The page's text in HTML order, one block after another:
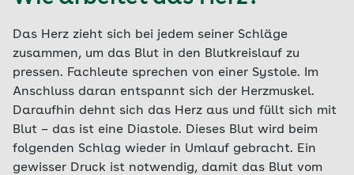
Das Herz zieht sich bei jedem seiner Schläge
zusammen, um das Blut in den Blutkreislauf zu
pressen. Fachleute sprechen von einer Systole. Im
Anschluss daran entspannt sich der Herzmuskel.
Daraufhin dehnt sich das Herz aus und füllt sich mit
Blut – das ist eine Diastole. Dieses Blut wird beim
folgenden Schlag wieder in Umlauf gebracht. Ein
gewisser Druck ist notwendig, damit das Blut vom